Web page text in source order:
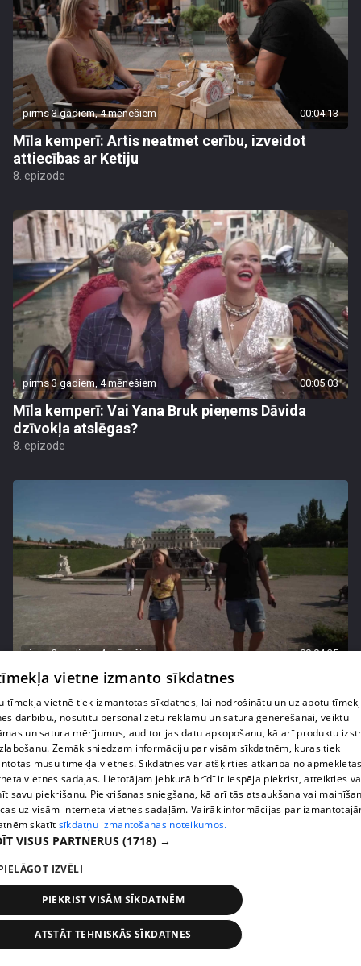
pirms 3 gadiem, 4 mēnešiem 00:04:13
Mīla kemperī: Artis neatmet cerību, izveidot
attiecības ar Ketiju
8. epizode
pirms 3 gadiem, 4 mēnešiem 00:05:03
Mīla kemperī: Vai Yana Bruk pieņems Dāvida
dzīvokļa atslēgas?
8. epizode
pirms 3 gadiem, 4 mēnešiem 00:04:35
Mīla kemperī: Artis mēģina pierunāt Ketiju pavadīt
kopā nakti
8. epizode
pirms 3 gadiem, 4 mēnešiem
Mīla kemperī: Pāru uzdevumā mēmais šovs – vai
vietne izmanto sīkdatnes
tīmekļa vietnē tiek izmantotas sīkdatnes, lai nodrošinātu un uzlabotu
darbību., nosūtītu personalizētu reklāmu un satura ģenerēšanai, veiktu
un satura mērījumus, auditorijas datu apkopošanu, kā arī produktu
Zemāk sniedzam informāciju par visām sīkdatnēm, kuras tiek
mūsu tīmekļa vietnēs. Sīkdatnes var atšķirties atkarībā no
vietnes sadaļas. Lietotājam jebkurā brīdī ir iespēja piekrist, atteikties
savu piekrišanu. Piekrišanas sniegšana, kā arī tās atsaukšana vai
uz visām interneta vietnes sadaļām. Vairāk informācijas par
skatīt sīkdatņu izmantošanas noteikumos.
VISUS PARTNERUS (1718) →
IZVĒLI
PIEKRIST VISĀM SĪKDATNĒM
ATSTĀT TEHNISKĀS SĪKDATNES